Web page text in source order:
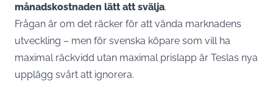
månadskostnaden lätt att svälja.
Frågan är om det räcker för att vända marknadens
utveckling – men för svenska köpare som vill ha
maximal räckvidd utan maximal prislapp är Teslas nya
upplägg svårt att ignorera.